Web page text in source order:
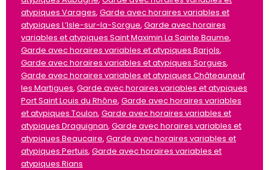
atypiques Varages, Garde avec horaires variables et
atypiques L’Isle-sur-la-Sorgue, Garde avec horaires
variables et atypiques Saint Maximin La Sainte Baume,
Garde avec horaires variables et atypiques Barjols,
Garde avec horaires variables et atypiques Sorgues,
Garde avec horaires variables et atypiques Châteauneuf
les Martigues, Garde avec horaires variables et atypiques
Port Saint Louis du Rhône, Garde avec horaires variables
et atypiques Toulon, Garde avec horaires variables et
atypiques Draguignan, Garde avec horaires variables et
atypiques Beaucaire, Garde avec horaires variables et
atypiques Pertuis, Garde avec horaires variables et
atypiques Rians